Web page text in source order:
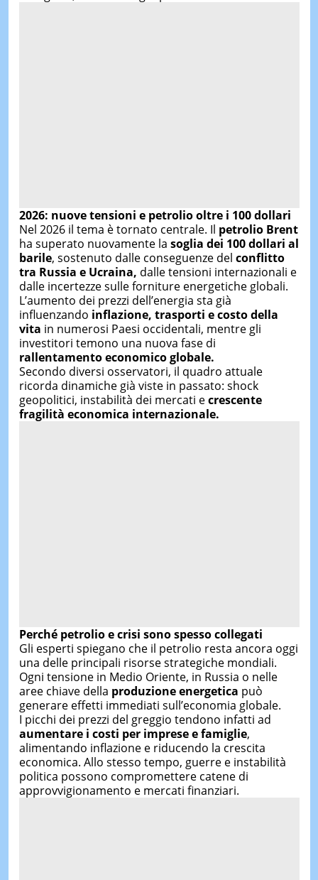
2026: nuove tensioni e petrolio oltre i 100 dollari
Nel 2026 il tema è tornato centrale. Il petrolio Brent
ha superato nuovamente la soglia dei 100 dollari al
barile, sostenuto dalle conseguenze del conflitto
tra Russia e Ucraina, dalle tensioni internazionali e
dalle incertezze sulle forniture energetiche globali.
L’aumento dei prezzi dell’energia sta già
influenzando inflazione, trasporti e costo della
vita in numerosi Paesi occidentali, mentre gli
investitori temono una nuova fase di
rallentamento economico globale.
Secondo diversi osservatori, il quadro attuale
ricorda dinamiche già viste in passato: shock
geopolitici, instabilità dei mercati ecrescente
fragilità economica internazionale.
Perché petrolio e crisi sono spesso collegati
Gli esperti spiegano che il petrolio resta ancora oggi
una delle principali risorse strategiche mondiali.
Ogni tensione in Medio Oriente, in Russia o nelle
aree chiave della produzione energetica può
generare effetti immediati sull’economia globale.
I picchi dei prezzi del greggio tendono infatti ad
aumentare i costi per imprese e famiglie,
alimentando inflazione e riducendo la crescita
economica. Allo stesso tempo, guerre e instabilità
politica possono compromettere catene di
approvvigionamento e mercati finanziari.